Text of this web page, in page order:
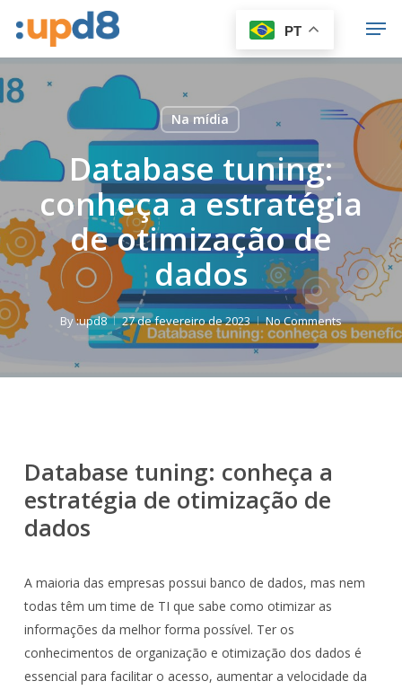
main
content
Na mídia
Database tuning:
conheça a estratégia
de otimização de
dados
By:upd8 27 de fevereiro de 2023 No Comments
Database tuning: conheça a
estratégia de otimização de
dados
A maioria das empresas possui banco de dados, mas nem
todas têm um time de TI que sabe como otimizar as
informações da melhor forma possível. Ter os
conhecimentos de organização e otimização dos dados é
essencial para facilitar o acesso, aumentar a velocidade da
Close
PT